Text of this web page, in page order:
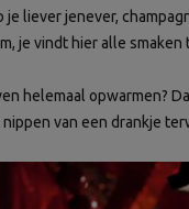
je liever jenever,
je vindt hier alle smaken
helemaal opwarmen?
nippen van een drankje